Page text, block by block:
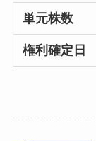
単元株数
権利確定日